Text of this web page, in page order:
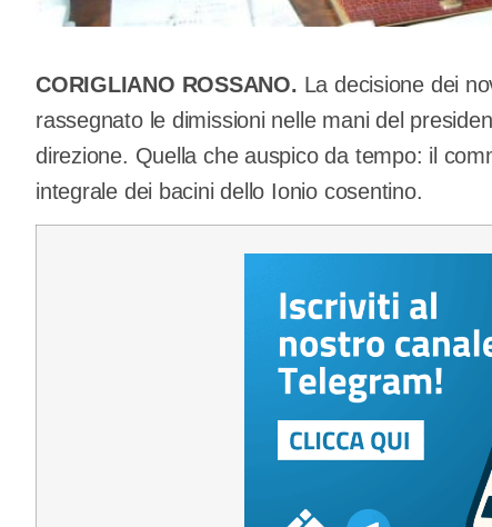
CORIGLIANO ROSSANO. La decisione dei
rassegnato le dimissioni nelle mani del
direzione. Quella che auspico da tempo: il
integrale dei bacini dello Ionio cosentino.